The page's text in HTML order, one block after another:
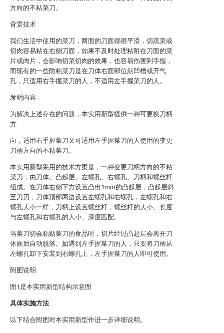
方向的不粘菜刀。
背景技术
我们生活中使用的菜刀，两面的刀面都很平滑，切蔬菜或
切肉容易粘在右侧刀面，如果不及时处理粘附在刀面的菜
片或肉片，会影响切菜切肉的效果，也容易伤害到手指，
而现有的一些防粘菜刀是在刀体右面部位刻凹槽或开气
孔，只适用右手握菜刀的人，不适用左手握菜刀的人。
发明内容
为解决上述存在的问题，本实用新型提供一种可更换刀柄
方
向，适用右手握菜刀又可适用左手握菜刀的人使用的变更
刀柄方向的不粘菜刀。
本实用新型采用的技术方案是，一种变更刀柄方向的不粘
菜刀，由刀体、凸起层、左螺孔、右螺孔、刀柄和螺丝杆
组成。在刀体右侧下方设置凸出1mm的凸起层，凸起层斜
至刀刃，刀体顶部两边设置左螺孔和右螺孔，左螺孔和右
螺孔大小一样，刀柄上设置螺丝杆，螺丝杆的大小、长度
与左螺孔和右螺孔的大小、深度匹配。
当菜刀切会粘贴菜刀的食品时，切片经过凸起层会离开刀
体面后自动脱落。如遇到左手握菜刀的人，只要将刀柄从
左螺孔卸下安装到右螺孔上，左手握菜刀的人即可使用。
附图说明
图1是本实用新型结构示意图
具体实施方法
以下结合附图对本实用新型作进一步详细说明。